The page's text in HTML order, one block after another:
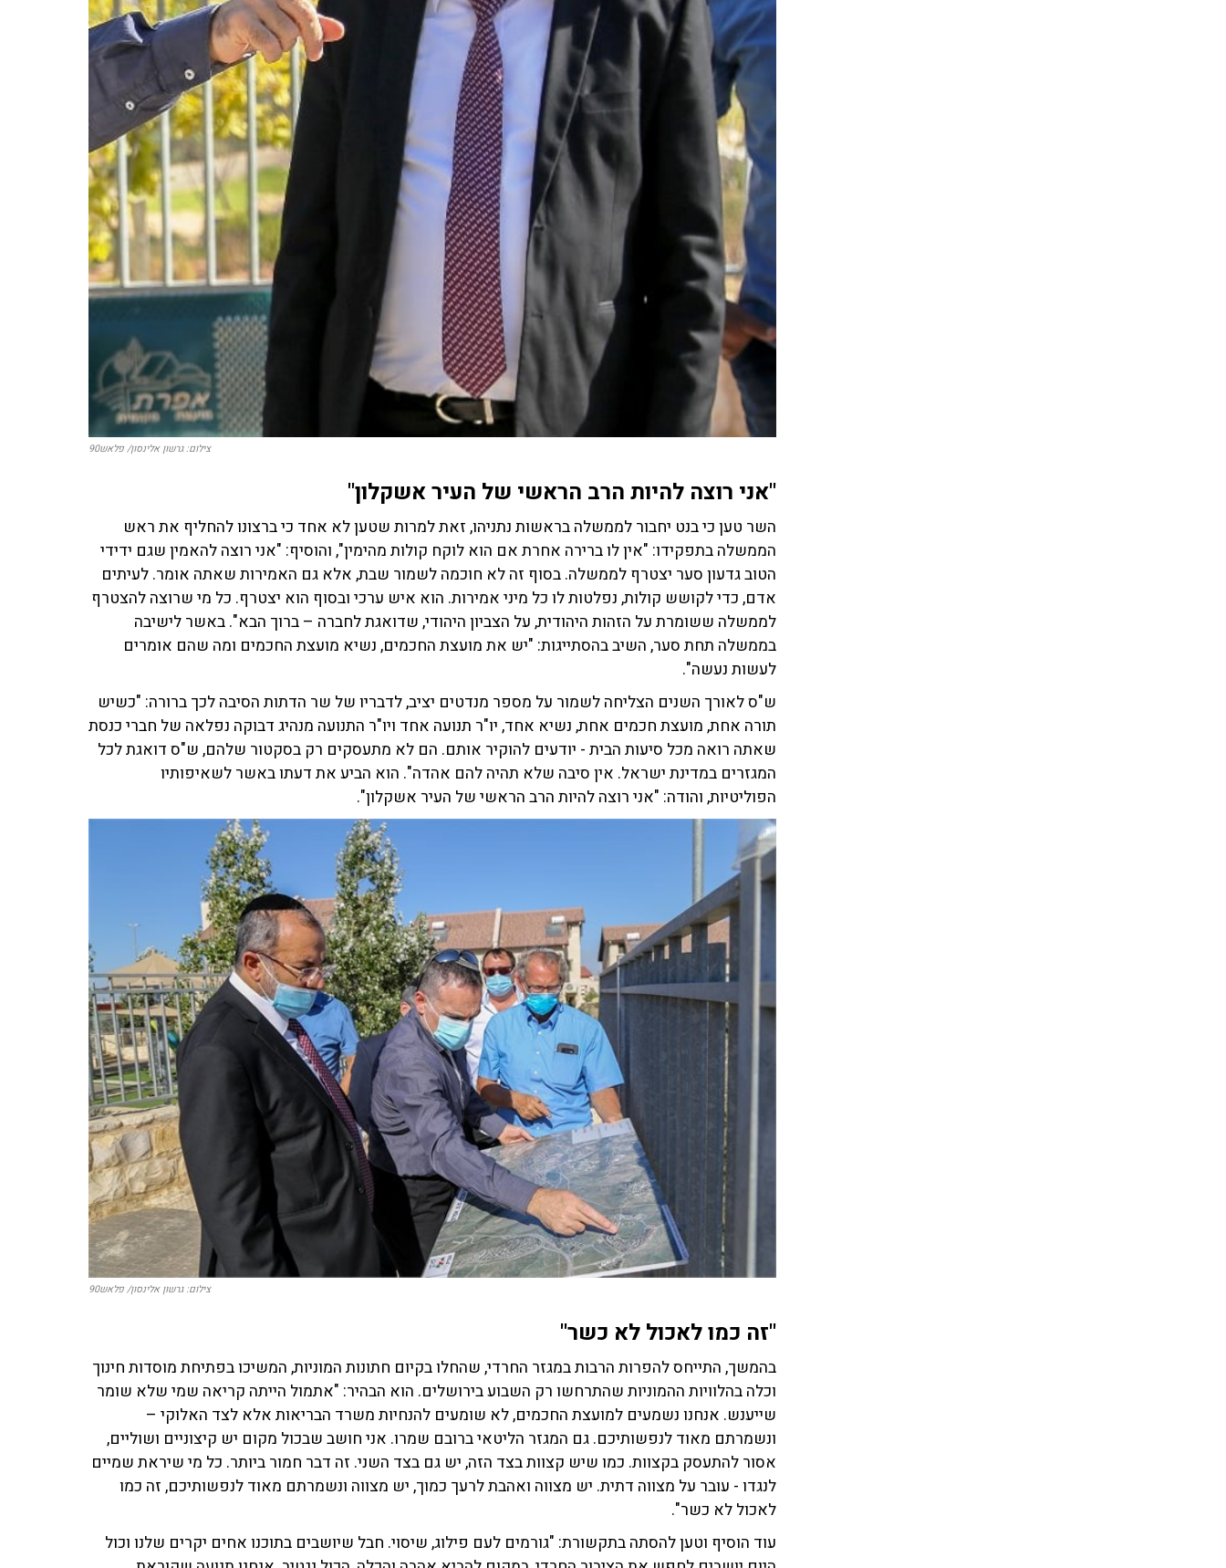
צילום: גרשון אלינסון/ פלאש90
"אני רוצה להיות הרב הראשי של העיר אשקלון"
השר טען כי בנט יחבור לממשלה בראשות נתניהו, זאת למרות שטען לא אחד כי ברצונו להחליף את ראש
הממשלה בתפקידו: "אין לו ברירה אחרת אם הוא לוקח קולות מהימין", והוסיף: "אני רוצה להאמין שגם ידידי
הטוב גדעון סער יצטרף לממשלה. בסוף זה לא חוכמה לשמור שבת, אלא גם האמירות שאתה אומר. לעיתים
אדם, כדי לקושש קולות, נפלטות לו כל מיני אמירות. הוא איש ערכי ובסוף הוא יצטרף. כל מי שרוצה להצטרף
לממשלה ששומרת על הזהות היהודית, על הצביון היהודי, שדואגת לחברה – ברוך הבא". באשר לישיבה
בממשלה תחת סער, השיב בהסתייגות: "יש את מועצת החכמים, נשיא מועצת החכמים ומה שהם אומרים
לעשות נעשה".
ש"ס לאורך השנים הצליחה לשמור על מספר מנדטים יציב, לדבריו של שר הדתות הסיבה לכך ברורה: "כשיש
תורה אחת, מועצת חכמים אחת, נשיא אחד, יו"ר תנועה אחד ויו"ר התנועה מנהיג דבוקה נפלאה של חברי כנסת
שאתה רואה מכל סיעות הבית - יודעים להוקיר אותם. הם לא מתעסקים רק בסקטור שלהם, ש"ס דואגת לכל
המגזרים במדינת ישראל. אין סיבה שלא תהיה להם אהדה". הוא הביע את דעתו באשר לשאיפותיו
הפוליטיות, והודה: "אני רוצה להיות הרב הראשי של העיר אשקלון".
צילום: גרשון אלינסון/ פלאש90
"זה כמו לאכול לא כשר"
בהמשך, התייחס להפרות הרבות במגזר החרדי, שהחלו בקיום חתונות המוניות, המשיכו בפתיחת מוסדות חינוך
וכלה בהלוויות ההמוניות שהתרחשו רק השבוע בירושלים. הוא הבהיר: "אתמול הייתה קריאה שמי שלא שומר
שייענש. אנחנו נשמעים למועצת החכמים, לא שומעים להנחיות משרד הבריאות אלא לצד האלוקי –
ונשמרתם מאוד לנפשותיכם. גם המגזר הליטאי ברובם שמרו. אני חושב שבכול מקום יש קיצוניים ושוליים,
אסור להתעסק בקצוות. כמו שיש קצוות בצד הזה, יש גם בצד השני. זה דבר חמור ביותר. כל מי שיראת שמיים
לנגדו - עובר על מצווה דתית. יש מצווה ואהבת לרעך כמוך, יש מצווה ונשמרתם מאוד לנפשותיכם, זה כמו
לאכול לא כשר".
עוד הוסיף וטען להסתה בתקשורת: "גורמים לעם פילוג, שיסוי. חבל שיושבים בתוכנו אחים יקרים שלנו וכול